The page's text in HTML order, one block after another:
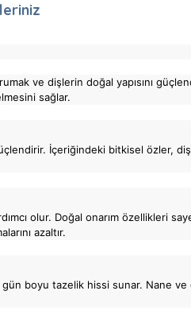
ve dişlerin doğal yapısını
sağlar.
İçeriğindeki bitkisel özler,
olur. Doğal onarım özellikleri
azaltır.
gün boyu tazelik hissi sunar.